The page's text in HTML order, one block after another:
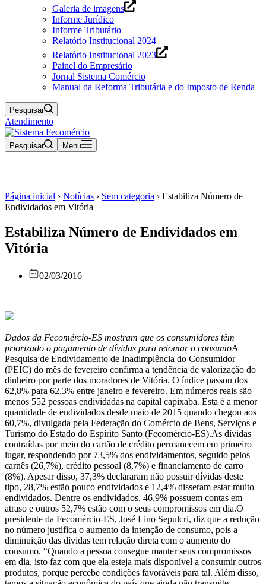
Galeria de imagens
Informe Jurídico
Informe Tributário
Relatório Institucional 2024
Relatório Institucional 2023
Painel do Empresário
Jornal Sistema Comércio
Manual da Reforma Tributária e do Imposto de Renda
Pesquisar
Atendimento
Pesquisar Menu
Página inicial › Notícias › Sem categoria › Estabiliza Número de
Endividados em Vitória
Estabiliza Número de Endividados em
Vitória
02/03/2016
Dados da Fecomércio-ES mostram que os consumidores têm
priorizado o pagamento de dívidas para retomar o consumoA
Pesquisa de Endividamento de Inadimplência do Consumidor
(PEIC) do mês de fevereiro confirma a tendência de valorização do
dinheiro por parte dos moradores de Vitória. O índice passou dos
62,8% para 62,3% entre janeiro e fevereiro. Em números reais são
menos 552 pessoas endividadas na capital capixaba. Esta é a menor
quantidade de endividados desde maio de 2015 quando chegou aos
60,7%, divulgada pela Federação do Comércio de Bens, Serviços e
Turismo do Estado do Espírito Santo (Fecomércio-ES).As dívidas
contraídas por meio do cartão de crédito permanecem em primeiro
lugar, respondendo por 73,5% dos endividamentos, seguido pelos
carnês (26,7%), crédito pessoal (8,7%) e financiamento de carro
(8%). Apesar disso, 37,3% declararam não possuir dívidas deste
tipo, 28,7% estão pouco endividados e 12,4% disseram estar muito
endividados. Dentre os endividados, 46,9% possuem contas em
atraso e outros 52,7% estão com o seus compromissos em dia.O
presidente da Fecomércio-ES, José Lino Sepulcri, diz que a redução
no número justifica o aumento da intenção de consumo, pois a
diminuição das dívidas tem relação direta com o aumento do
consumo. “Quando a pessoa consegue manter seus compromissos
em dia, isto faz com que ela esteja mais disponível a consumir outros
produtos, porque percebe condições favoráveis para tal. Além disso,